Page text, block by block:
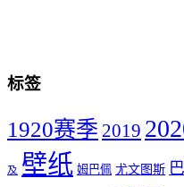
标签
1920赛季 2019
及 壁纸 姆巴佩 尤文图斯